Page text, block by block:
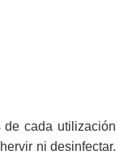
de cada utilización
ni desinfectar.